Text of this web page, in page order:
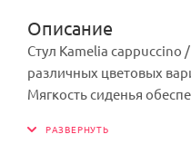
Описание
Стул Kamelia cappuccino
различных цветовых
Мягкость сиденья